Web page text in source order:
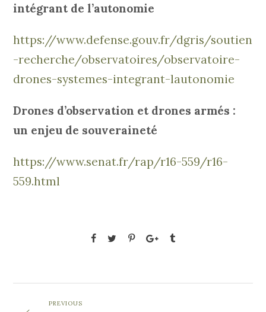
intégrant de l’autonomie
https://www.defense.gouv.fr/dgris/soutien
-recherche/observatoires/observatoire-
drones-systemes-integrant-lautonomie
Drones d’observation et drones armés :
un enjeu de souveraineté
https://www.senat.fr/rap/r16-559/r16-
559.html
PREVIOUS